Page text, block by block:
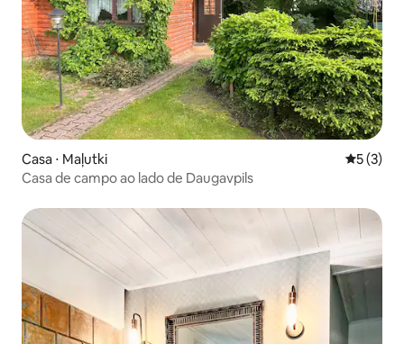
Casa ⋅ Maļutki 5 de
5 (3)
Casa de campo ao lado de Daugavpils